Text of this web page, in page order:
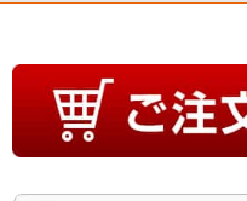
綺麗になる